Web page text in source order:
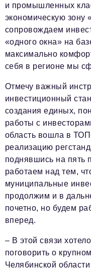
и промышленных
экономическую зону
сопровождаем
«одного окна» на
максимально
себя в регионе мы
Отмечу важный
инвестиционный
создания единых,
работы с
область вошла в
реализацию
поднявшись на пять
работаем над тем,
муниципальные
продолжим и в
почетно, но будем
вперед.
– В этой связи
поговорить о
Челябинской